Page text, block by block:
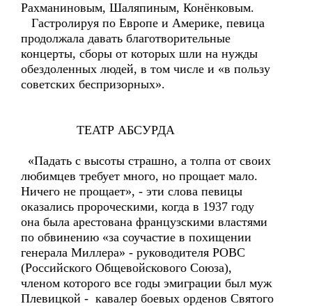
Рахманиновым, Шаляпиным, Конёнковым.
Гастролируя по Европе и Америке, певица
продолжала давать благотворительные
концерты, сборы от которых шли на нужды
обездоленных людей, в том числе и «в пользу
советских беспризорных».
ТЕАТР АБСУРДА
«Падать с высоты страшно, а толпа от своих
любимцев требует много, но прощает мало.
Ничего не прощает», - эти слова певицы
оказались пророческими, когда в 1937 году
она была арестована французскими властями
по обвинению «за соучастие в похищении
генерала Миллера» - руководителя РОВС
(Российского Общевойскового Союза),
членом которого все годы эмиграции был муж
Плевицкой - кавалер боевых орденов Святого